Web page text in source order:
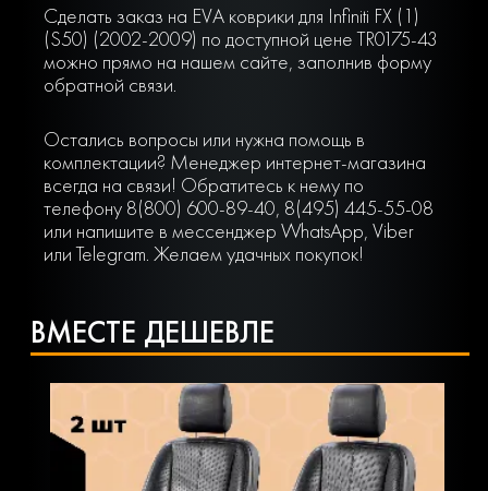
Сделать заказ на EVA коврики для Infiniti FX (1)
(S50) (2002-2009) по доступной цене TR0175-43
можно прямо на нашем сайте, заполнив форму
обратной связи.
Остались вопросы или нужна помощь в
комплектации? Менеджер интернет-магазина
всегда на связи! Обратитесь к нему по
телефону 8(800) 600-89-40, 8(495) 445-55-08
или напишите в мессенджер WhatsApp, Viber
или Telegram. Желаем удачных покупок!
ВМЕСТЕ ДЕШЕВЛЕ